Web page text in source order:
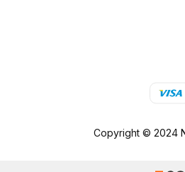
Copyright © 2024